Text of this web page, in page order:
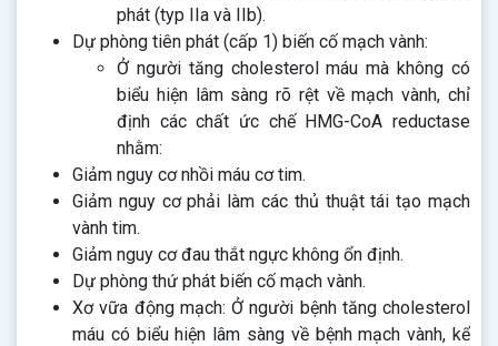
phát (typ IIa và IIb).
Dự phòng tiên phát (cấp 1) biến cố mạch vành:
Ở người tăng cholesterol máu mà không có
biểu hiện lâm sàng rõ rệt về mạch vành, chỉ
định các chất ức chế HMG-CoA reductase
nhằm:
Giảm nguy cơ nhồi máu cơ tim.
Giảm nguy cơ phải làm các thủ thuật tái tạo mạch
vành tim.
Giảm nguy cơ đau thắt ngực không ổn định.
Dự phòng thứ phát biến cố mạch vành.
Xơ vữa động mạch: Ở người bệnh tăng cholesterol
máu có biểu hiện lâm sàng về bệnh mạch vành, kể